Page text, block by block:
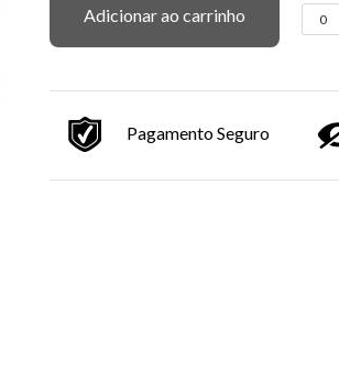
Adicionar ao carrinho 0
Pagamento Seguro